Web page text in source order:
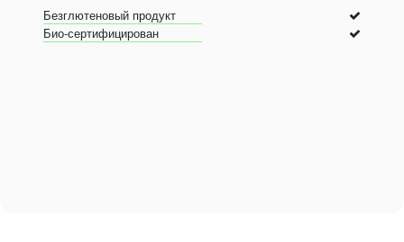
Безглютеновый продукт
Био-сертифицирован